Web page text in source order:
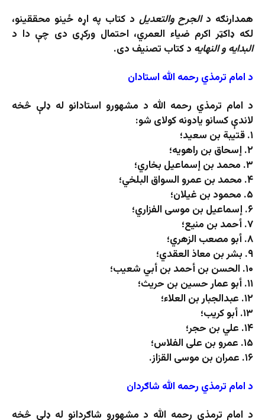
همدارنګه دالجرح والتعدیل د کتاب په اړه ځینو محققینو،
لکه ډاکټر اکرم ضیاء العمري، احتمال ورکړی دی چې دا د
البدایه و النهایه د کتاب تصنیف دی.
د امام ترمذي رحمه الله استادان
د امام ترمذي رحمه الله د مشهورو استادانو له ډلې څخه
لاندې کسانو یادونه کولای شو:
۱. قتیبة بن سعید؛
۲. إسحاق بن راهویه؛
۳. محمد بن إسماعیل بخاري؛
۴. محمد بن عمرو السواق البلخي؛
۵. محمود بن غیلان؛
۶. إسماعیل بن موسی الفزاري؛
۷. أحمد بن منیع؛
۸. أبو مصعب الزهري؛
۹. بشر بن معاذ العقدي؛
۱۰. الحسن بن أحمد بن أبي شعیب؛
۱۱. أبو عمار حسین بن حریث؛
۱۲. عبدالجبار بن العلاء؛
۱۳. أبو کریب؛
۱۴. علي بن حجر؛
۱۵. عمرو بن علی الفلاس؛
۱۶. عمران بن موسی القزاز.
د امام ترمذي رحمه الله شاګردان
د امام ترمذي رحمه الله د مشهورو شاګردانو له ډلې څخه